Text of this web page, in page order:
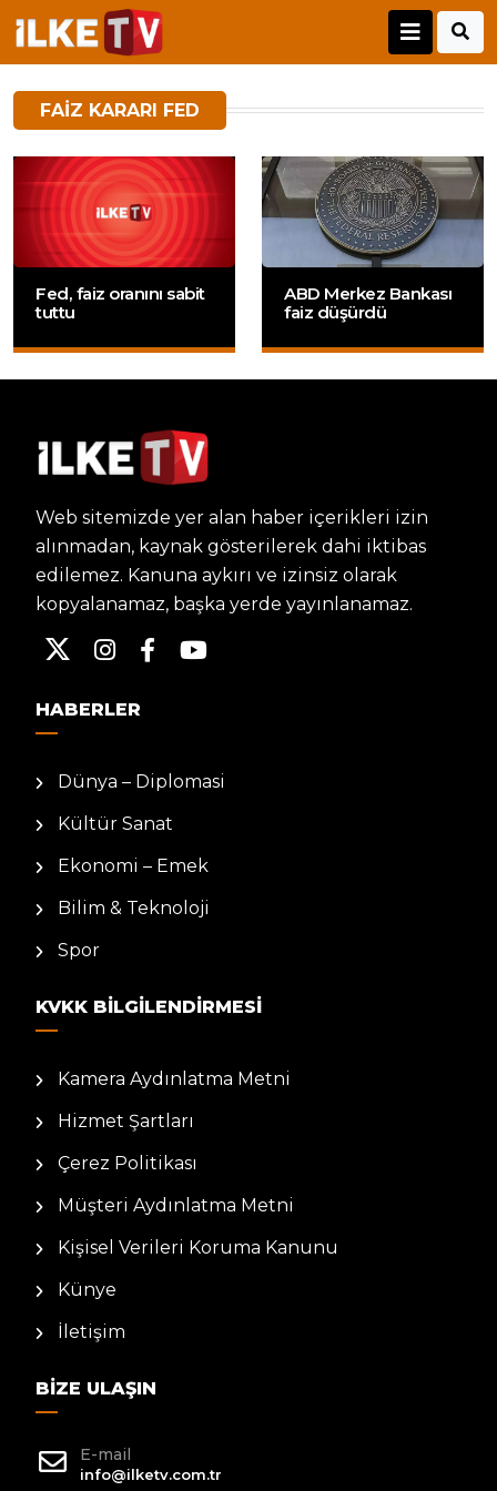
FAIZ KARARI FED
Fed, faiz oranını sabit
tuttu
ABD Merkez Bankası
faiz düşürdü
Web sitemizde yer alan haber içerikleri izin
alınmadan, kaynak gösterilerek dahi iktibas
edilemez. Kanuna aykırı ve izinsiz olarak
kopyalanamaz, başka yerde yayınlanamaz.
HABERLER
Dünya – Diplomasi
Kültür Sanat
Ekonomi – Emek
Bilim & Teknoloji
Spor
KVKK BILGILENDIRMESI
Kamera Aydınlatma Metni
Hizmet Şartları
Çerez Politikası
Müşteri Aydınlatma Metni
Kişisel Verileri Koruma Kanunu
Künye
İletişim
BIZE ULAŞIN
E-mail
info@ilketv.com.tr